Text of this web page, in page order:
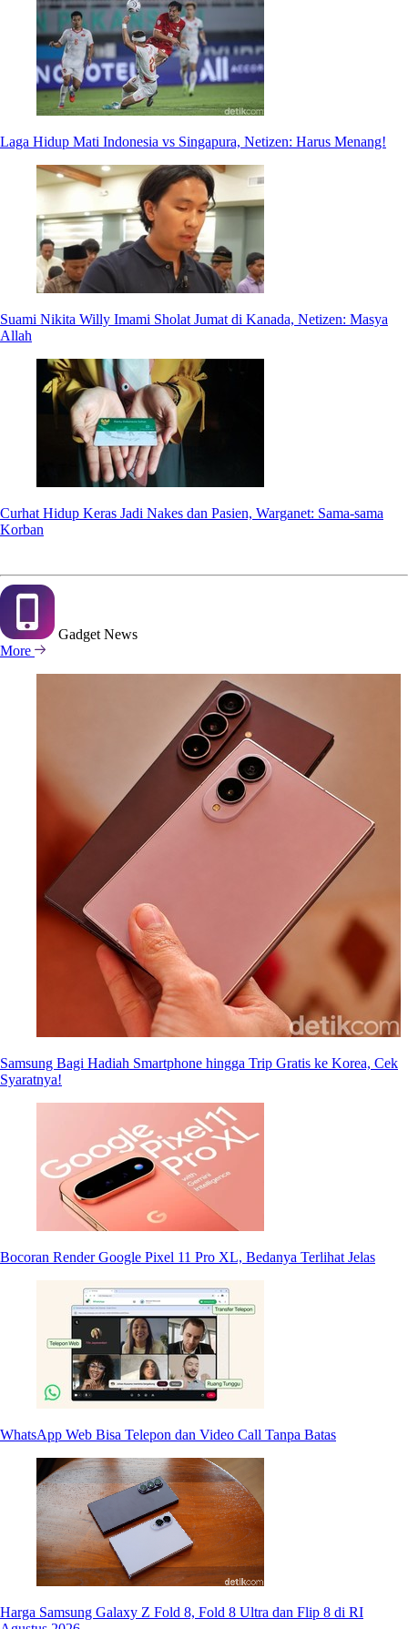
Laga Hidup Mati Indonesia vs Singapura, Netizen: Harus Menang!
Suami Nikita Willy Imami Sholat Jumat di Kanada, Netizen: Masya
Allah
Curhat Hidup Keras Jadi Nakes dan Pasien, Warganet: Sama-sama
Korban
Gadget News
More
Samsung Bagi Hadiah Smartphone hingga Trip Gratis ke Korea, Cek
Syaratnya!
Bocoran Render Google Pixel 11 Pro XL, Bedanya Terlihat Jelas
WhatsApp Web Bisa Telepon dan Video Call Tanpa Batas
Harga Samsung Galaxy Z Fold 8, Fold 8 Ultra dan Flip 8 di RI